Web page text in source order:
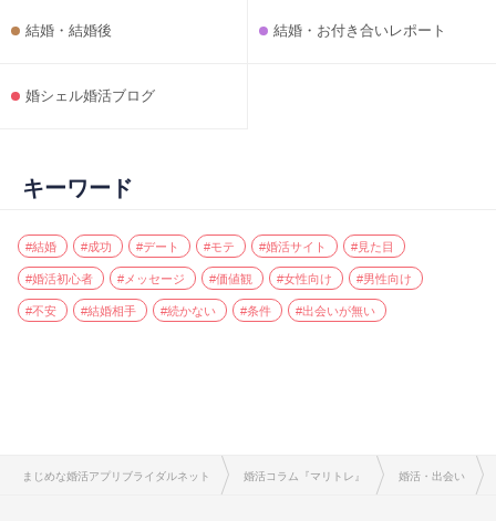
結婚・結婚後 結婚・お付き合いレポート
婚シェル婚活ブログ
キーワード
#結婚 #成功 #デート #モテ #婚活サイト #見た目
#婚活初心者 #メッセージ #価値観 #女性向け #男性向け
#不安 #結婚相手 #続かない #条件 #出会いが無い
まじめな婚活アプリブライダルネット 婚活コラム『マリトレ』 婚活・出会い